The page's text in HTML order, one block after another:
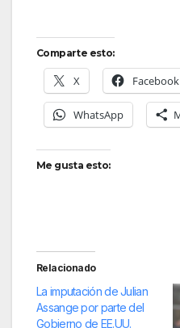
Comparte esto:
X Facebook
WhatsApp
Me gusta esto:
Relacionado
La imputación de Julian
Assange por parte del
Gobierno de EE.UU.